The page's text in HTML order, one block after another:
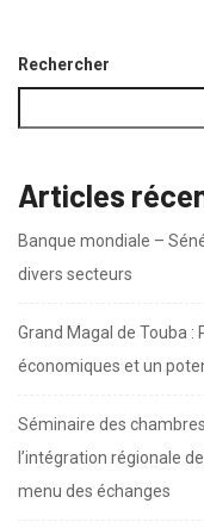
Rechercher
Articles
Banque mondiale –
divers secteurs
Grand Magal de Touba :
économiques et un
Séminaire des
l’intégration régionale
menu des échanges